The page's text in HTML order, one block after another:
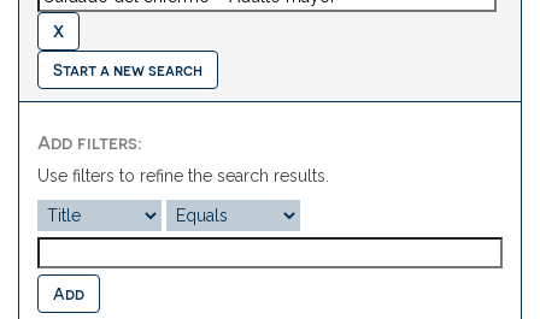
Start a new search
Add filters:
Use filters to refine the search results.